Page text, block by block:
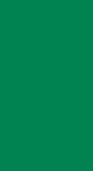
Certificate of
адрес
of director(s)
or similar
or similar document
or similar